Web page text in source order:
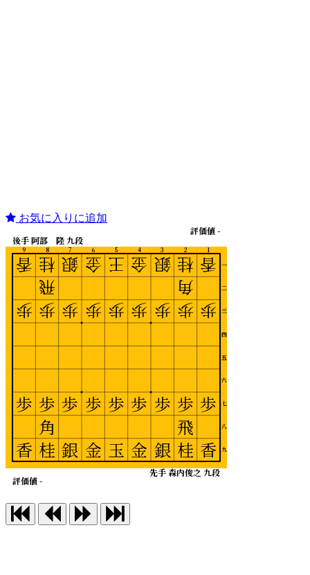
お気に入りに追加
1
2
3
4
5
6
7
8
9
一
二
三
四
五
六
七
八
九
先手 森内俊之 九段
後手 阿部 隆 九段
評価値 -
評価値 -
香
歩
歩
香
桂
角
歩
歩
飛
桂
銀
歩
歩
銀
金
歩
歩
金
王
歩
歩
玉
金
歩
歩
金
銀
歩
歩
銀
桂
飛
歩
歩
角
桂
香
歩
歩
香